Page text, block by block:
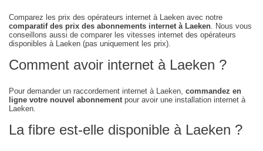
Comparez les prix des opérateurs internet à Laeken avec notre
comparatif des prix des abonnements internet à Laeken. Nous vous
conseillons aussi de comparer les vitesses internet des opérateurs
disponibles à Laeken (pas uniquement les prix).
Comment avoir internet à Laeken ?
Pour demander un raccordement internet à Laeken, commandez en
ligne votre nouvel abonnementpour avoir une installation internet à
Laeken.
La fibre est-elle disponible à Laeken ?